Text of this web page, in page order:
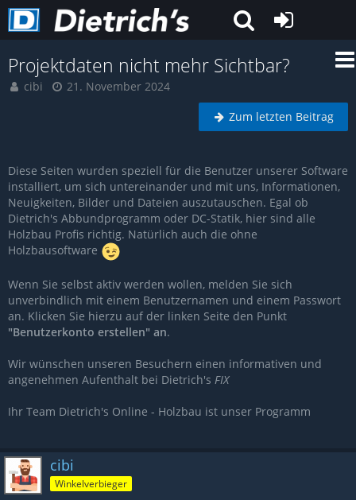
Projektdaten nicht mehr Sichtbar?
cibi
21. November 2024
Zum letzten Beitrag
Diese Seiten wurden speziell für die Benutzer unserer Software
installiert, um sich untereinander und mit uns, Informationen,
Neuigkeiten, Bilder und Dateien auszutauschen. Egal ob
Dietrich's Abbundprogramm oder DC-Statik, hier sind alle
Holzbau Profis richtig. Natürlich auch die ohne
Holzbausoftware
Wenn Sie selbst aktiv werden wollen, melden Sie sich
unverbindlich mit einem Benutzernamen und einem Passwort
an. Klicken Sie hierzu auf der linken Seite den Punkt
"Benutzerkonto erstellen" an.
Wir wünschen unseren Besuchern einen informativen und
angenehmen Aufenthalt bei Dietrich's FIX
Ihr Team Dietrich's Online - Holzbau ist unser Programm
cibi
Winkelverbieger